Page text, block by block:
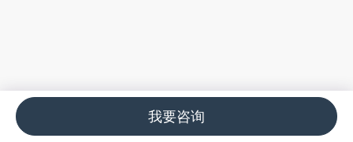
我要咨询